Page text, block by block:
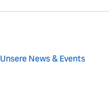
Unsere News & Events